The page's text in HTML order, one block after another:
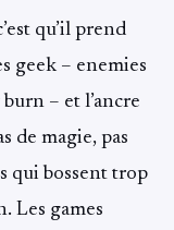
qu’il prend
geek – enemies
– et l’ancre
de magie, pas
qui bossent trop
Les games